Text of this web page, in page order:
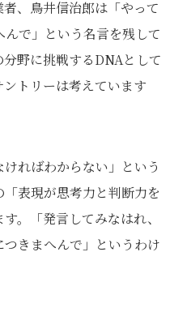
、鳥井信治郎は「やって
で」という名言を残して
野に挑戦するDNAとして
トリーは考えています
ければわからない」という
表現が思考力と判断力を
。「発言してみなはれ、
きまへんで」というわけ